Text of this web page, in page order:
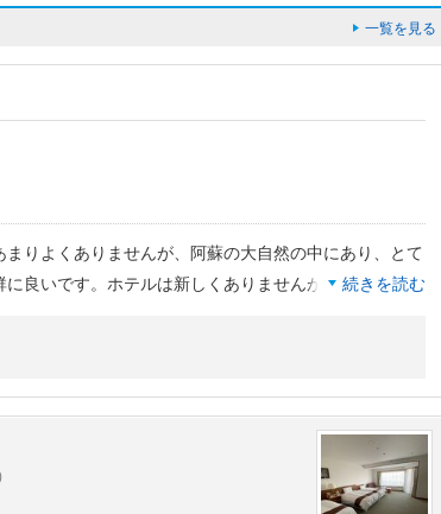
一覧を見る
りよくありませんが、阿蘇の大自然の中にあり、とて
良いです。ホテルは新しくありませんが、近代的で、
食で供される熊本赤牛のすきやきがとても美味。赤牛
ソフトクリームが食べ放題というのもうれしいです。
続きを読む